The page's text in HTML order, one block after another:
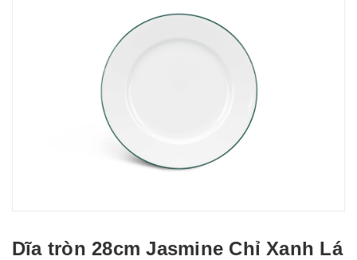
Dĩa tròn 28cm Jasmine Chỉ Xanh Lá